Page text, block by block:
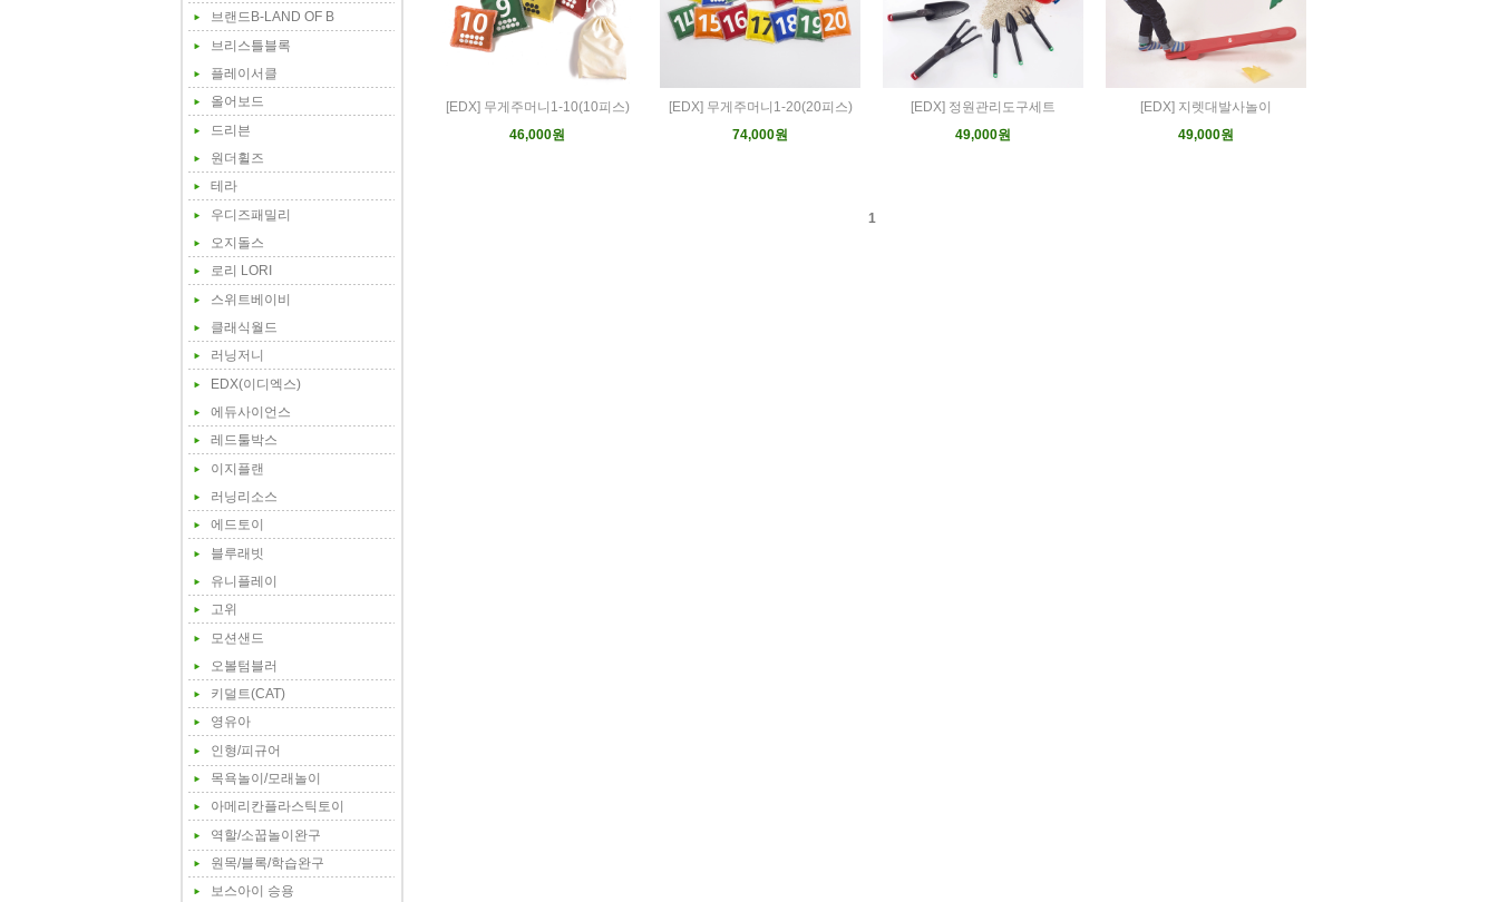
브랜드B-LAND OF B
브리스틀블록
플레이서클
올어보드
드리븐
원더휠즈
테라
우디즈패밀리
오지돌스
로리 LORI
스위트베이비
클래식월드
러닝저니
EDX(이디엑스)
에듀사이언스
레드툴박스
이지플랜
러닝리소스
에드토이
블루래빗
유니플레이
고위
모션샌드
오볼텀블러
키덜트(CAT)
영유아
인형/피규어
목욕놀이/모래놀이
아메리칸플라스틱토이
역할/소꿉놀이완구
원목/블록/학습완구
보스아이 승용
[EDX] 무게주머니1-10(10피스)
46,000원
[EDX] 무게주머니1-20(20피스)
74,000원
[EDX] 정원관리도구세트
49,000원
[EDX] 지렛대발사놀이
49,000원
1